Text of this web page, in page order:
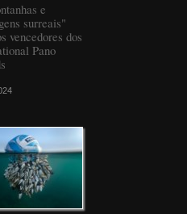
e
surreais"
vencedores dos
Pano